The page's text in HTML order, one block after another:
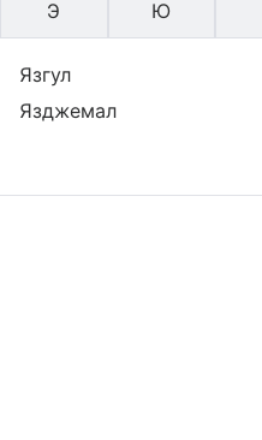
Э Ю
Язгул
Язджемал